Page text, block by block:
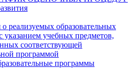
реализуемых образовательных
указанием учебных предметов,
соответствующей
программой
программы